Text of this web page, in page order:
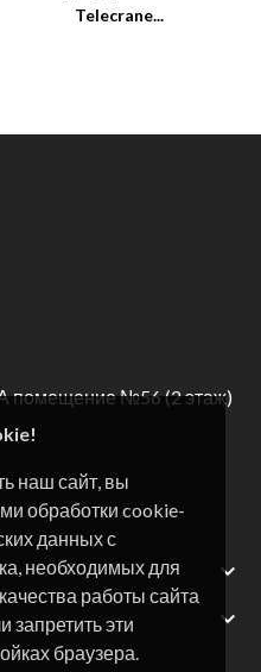
наш сайт, вы
обработки cookie-
данных с
необходимых для
работы сайта
запретить эти
браузера.
Telecrane...
помещение №56 (2 этаж)

